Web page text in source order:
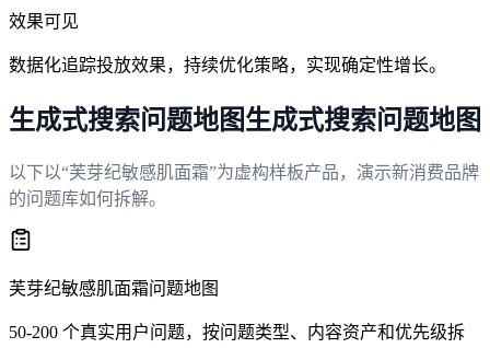
效果可见
数据化追踪投放效果，持续优化策略，实现确定性增长。
生成式搜索问题地图生成式搜索问题地图
以下以“芙芽纪敏感肌面霜”为虚构样板产品，演示新消费品牌
的问题库如何拆解。
芙芽纪敏感肌面霜问题地图
50-200 个真实用户问题，按问题类型、内容资产和优先级拆